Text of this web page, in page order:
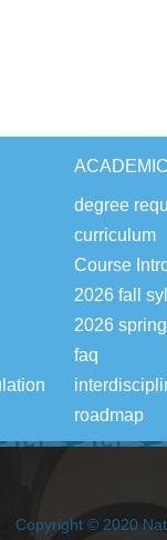
degree
curriculum
Course
2026 fall
2026
faq
roadmap
Copyright © 2020